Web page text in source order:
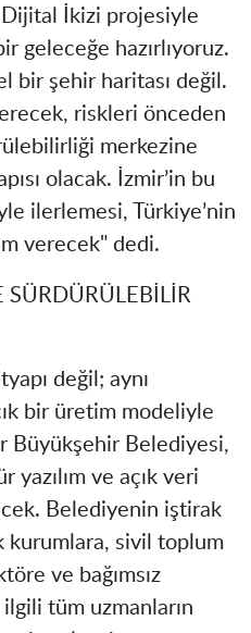
Dijital İkizi projesiyle
geleceğe hazırlıyoruz.
bir şehir haritası değil.
riskleri önceden
merkezine
olacak. İzmir’in bu
ilerlemesi, Türkiye’nin
verecek" dedi.
SÜRDÜRÜLEBİLİR
değil; aynı
bir üretim modeliyle
Büyükşehir Belediyesi,
ve açık veri
Belediyenin iştirak
kurumlara, sivil toplum
ve bağımsız
tüm uzmanların